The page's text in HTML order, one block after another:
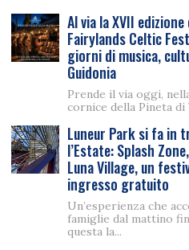
Al via la XVII edizione
Fairylands Celtic
giorni di musica,
Guidonia
Prende il via oggi,
cornice della Pineta di
Luneur Park si fa in
l’Estate: Splash
Luna Village, un
ingresso gratuito
Un’esperienza che
famiglie dal mattino
questa la...